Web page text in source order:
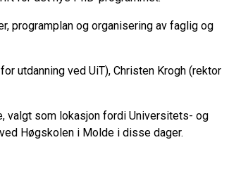
programplan og organisering av faglig og
utdanning ved UiT), Christen Krogh (rektor
valgt som lokasjon fordi Universitets- og
Høgskolen i Molde i disse dager.